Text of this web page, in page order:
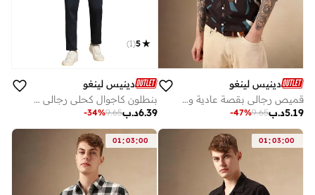
دينيس لينغو
قميص رجالي بقصة عادية وياقة واسعة متعدد الألوان
د.ب5.19
9.65
-47%
5
(
1
)
دينيس لينغو
بنطلون كاجوال كحلي رجالي بقصة ضيقة من القطن والليكرا
د.ب6.39
9.65
-34%
01:03:00
01:03:00